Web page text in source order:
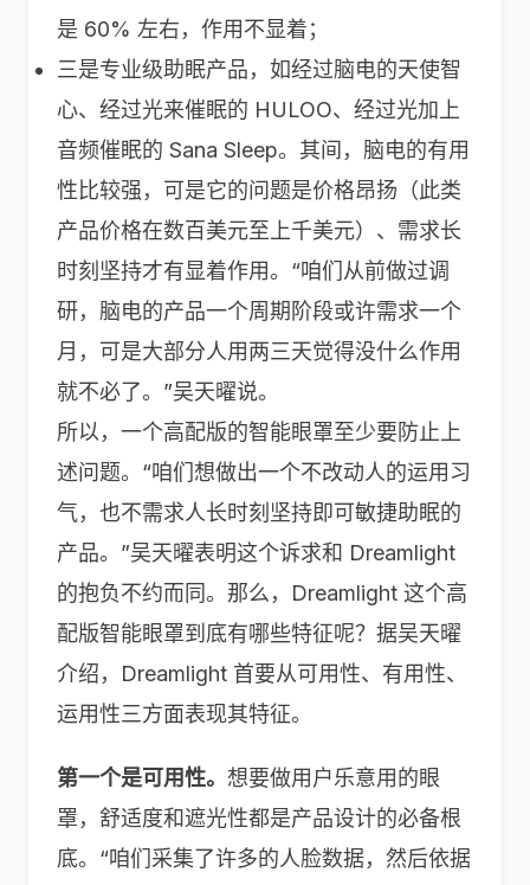
是 60% 左右，作用不显着；
三是专业级助眠产品，如经过脑电的天使智
心、经过光来催眠的 HULOO、经过光加上
音频催眠的 Sana Sleep。其间，脑电的有用
性比较强，可是它的问题是价格昂扬（此类
产品价格在数百美元至上千美元）、需求长
时刻坚持才有显着作用。“咱们从前做过调
研，脑电的产品一个周期阶段或许需求一个
月，可是大部分人用两三天觉得没什么作用
就不必了。”吴天曜说。
所以，一个高配版的智能眼罩至少要防止上
述问题。“咱们想做出一个不改动人的运用习
气，也不需求人长时刻坚持即可敏捷助眠的
产品。”吴天曜表明这个诉求和 Dreamlight
的抱负不约而同。那么，Dreamlight 这个高
配版智能眼罩到底有哪些特征呢？据吴天曜
介绍，Dreamlight 首要从可用性、有用性、
运用性三方面表现其特征。
第一个是可用性。 想要做用户乐意用的眼
罩，舒适度和遮光性都是产品设计的必备根
底。“咱们采集了许多的人脸数据，然后依据